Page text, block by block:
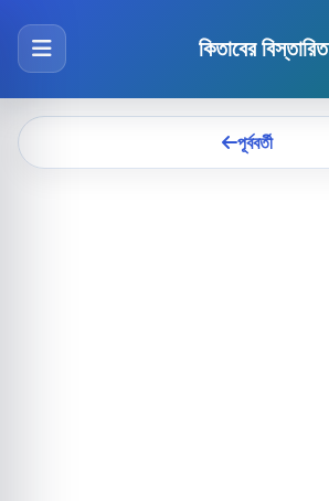
কিতাবের বিস্তারিত
পূর্ববর্তী